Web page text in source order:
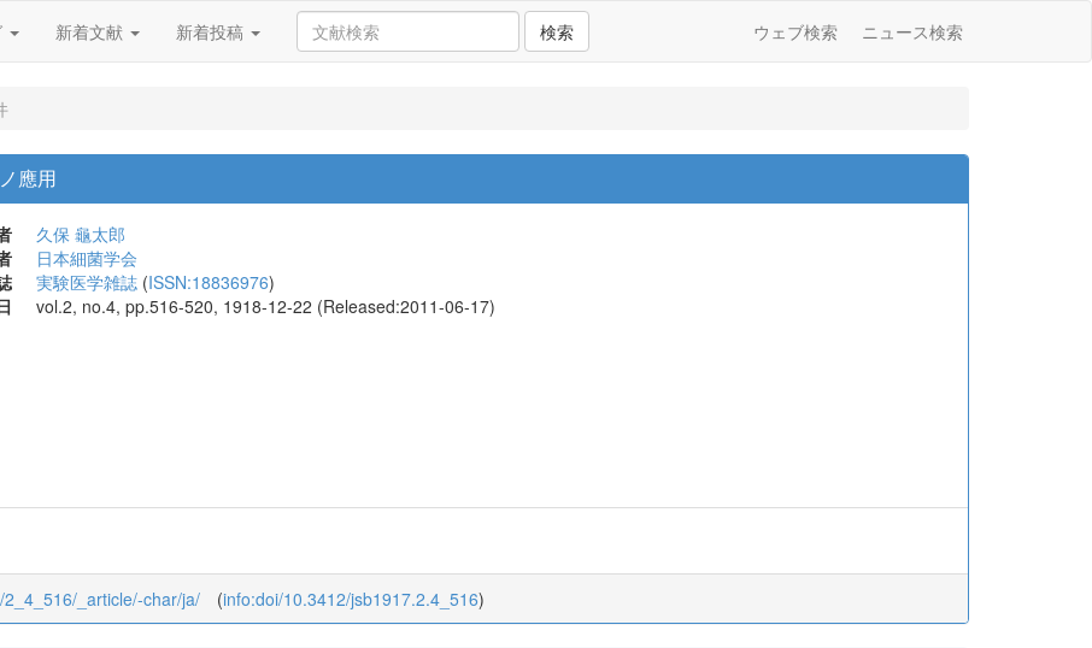
新着文献 新着投稿 検索 ウェブ検索 ニュース検索
應用
久保 龜太郎
日本細菌学会
実験医学雑誌 (ISSN:18836976)
vol.2, no.4, pp.516-520, 1918-12-22 (Released:2011-06-17)
_article/-char/ja/ (info:doi/10.3412/jsb1917.2.4_516)